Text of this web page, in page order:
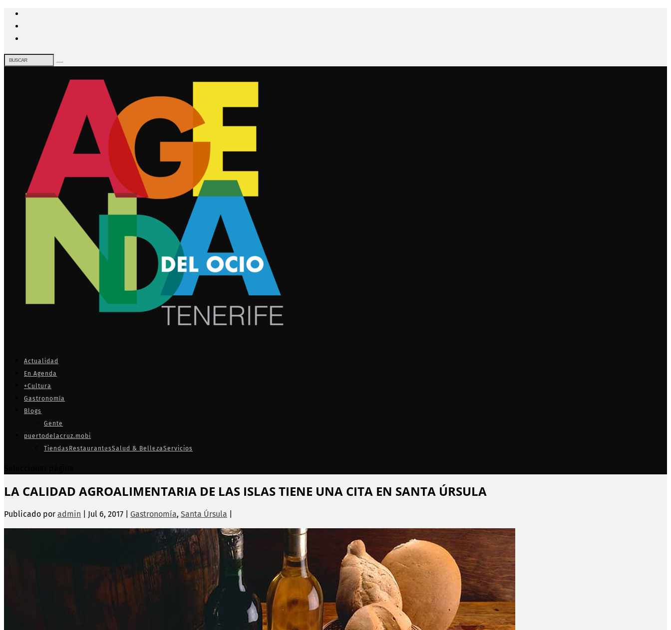
Actualidad
En Agenda
+Cultura
Gastronomía
Blogs
Gente
puertodelacruz.mobi
Tiendas RestaurantesSalud & BellezaServicios
LA CALIDAD AGROALIMENTARIA DE LAS ISLAS TIENE UNA CITA EN SANTA ÚRSULA
Publicado por admin Jul 6, 2017 Gastronomía, Santa Úrsula